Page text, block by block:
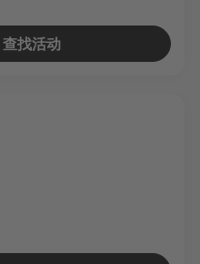
查找活动